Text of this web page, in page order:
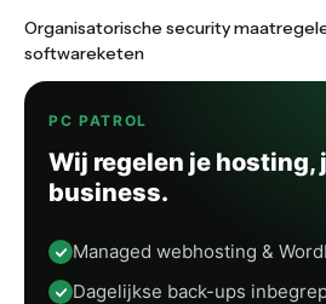
Organisatorische security
softwareketen
PC PATROL
Wij regelen je hosting,
business.
Managed webhosting &
Dagelijkse back-ups